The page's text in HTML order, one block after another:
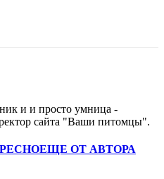
и и просто умница -
сайта "Ваши питомцы".
ЕЩЕ ОТ АВТОРА